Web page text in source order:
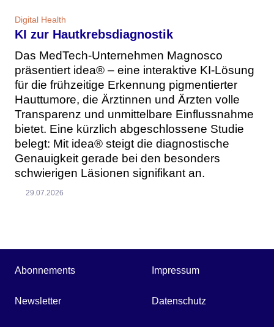
Digital Health
KI zur Hautkrebsdiagnostik
Das MedTech-Unternehmen Magnosco
präsentiert idea® – eine interaktive KI-Lösung
für die frühzeitige Erkennung pigmentierter
Hauttumore, die Ärztinnen und Ärzten volle
Transparenz und unmittelbare Einflussnahme
bietet. Eine kürzlich abgeschlossene Studie
belegt: Mit idea® steigt die diagnostische
Genauigkeit gerade bei den besonders
schwierigen Läsionen signifikant an.
29.07.2026
Abonnements
Newsletter
Impressum
Datenschutz